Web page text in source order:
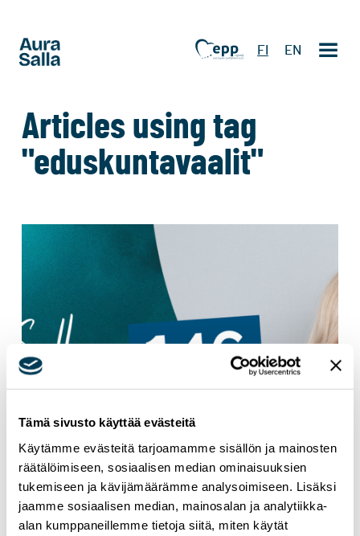
Tämä sivusto käyttää evästeitä
Käytämme evästeitä tarjoamamme sisällön ja mainosten
räätälöimiseen, sosiaalisen median ominaisuuksien
tukemiseen ja kävijämäärämme analysoimiseen. Lisäksi
jaamme sosiaalisen median, mainosalan ja analytiikka-
alan kumppaneillemme tietoja siitä, miten käytät
FI EN
Articles using tag
"eduskuntavaalit"